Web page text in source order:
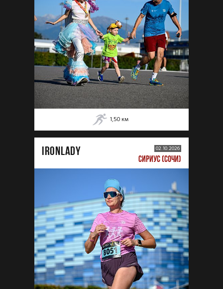
1,50 км
IRONLADY 02.10.2026
СИРИУС (СОЧИ)